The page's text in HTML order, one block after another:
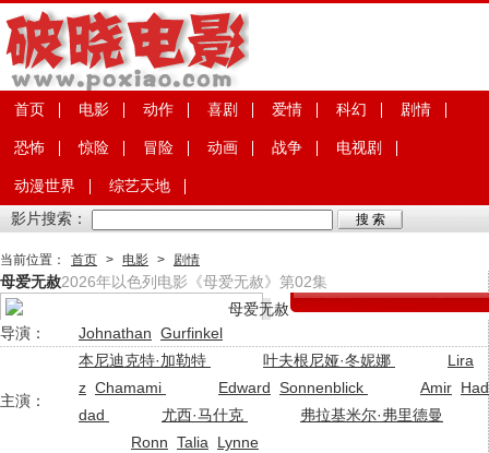
首页 电影 动作 喜剧 爱情 科幻 剧情
恐怖 惊险 冒险 动画 战争 电视剧
动漫世界
综艺天地
影片搜索：
当前位置： 首页 > 电影 > 剧情
母爱无赦2026年以色列电影《母爱无赦》第02集
导演： Johnathan Gurfinkel
主演：
本尼迪克特·加勒特 叶夫根尼娅·冬妮娜
Lira
z Chamami Edward Sonnenblick Amir Had
dad
尤西·马什克
弗拉基米尔·弗里德曼
Ronn Talia
Lynne